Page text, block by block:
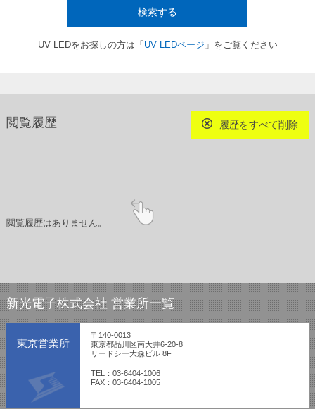
検索する
UV LEDをお探しの方は「 UV LEDページ 」をご覧ください
閲覧履歴 履歴をすべて削除
閲覧履歴はありません。
新光電子株式会社 営業所一覧
東京営業所
〒140-0013
東京都品川区南大井6-20-8
リードシー大森ビル 8F
TEL：03-6404-1006
FAX：03-6404-1005